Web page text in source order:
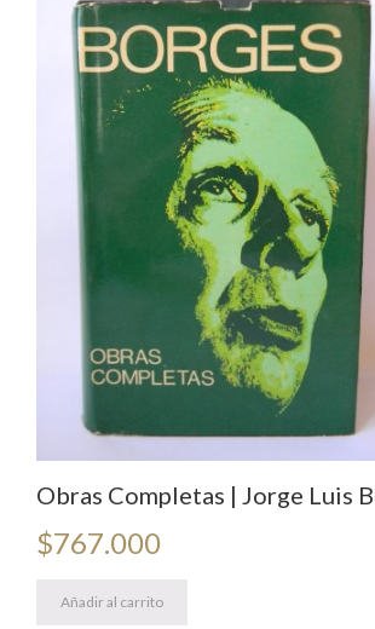
Obras Completas | Jorge Luis
$767.000
Añadir al carrito